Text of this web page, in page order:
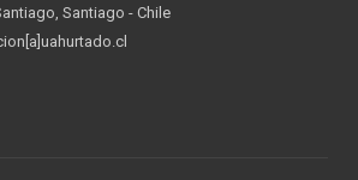
Santiago - Chile